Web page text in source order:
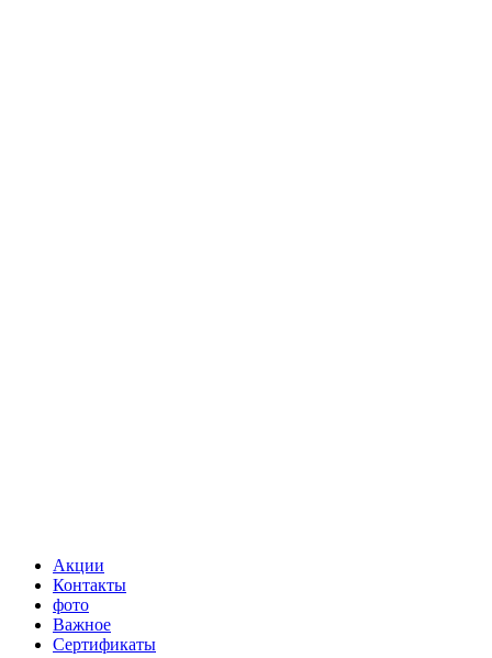
Акции
Контакты
фото
Важное
Сертификаты